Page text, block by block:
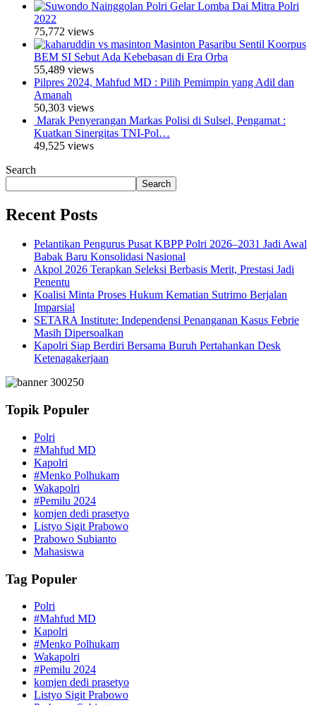
Polri Gelar Lomba Dai Mitra Polri
2022
75,772 views
Masinton Pasaribu Sentil Koorpus
BEM SI Sebut Ada Kebebasan di Era Orba
55,489 views
Pilpres 2024, Mahfud MD : Pilih Pemimpin yang Adil dan
Amanah
50,303 views
Marak Penyerangan Markas Polisi di Sulsel, Pengamat :
Kuatkan Sinergitas TNI-Pol…
49,525 views
Search
Search
Recent Posts
Pelantikan Pengurus Pusat KBPP Polri 2026–2031 Jadi Awal
Babak Baru Konsolidasi Nasional
Akpol 2026 Terapkan Seleksi Berbasis Merit, Prestasi Jadi
Penentu
Koalisi Minta Proses Hukum Kematian Sutrimo Berjalan
Imparsial
SETARA Institute: Independensi Penanganan Kasus Febrie
Masih Dipersoalkan
Kapolri Siap Berdiri Bersama Buruh Pertahankan Desk
Ketenagakerjaan
Topik Populer
Polri
#Mahfud MD
Kapolri
#Menko Polhukam
Wakapolri
#Pemilu 2024
komjen dedi prasetyo
Listyo Sigit Prabowo
Prabowo Subianto
Mahasiswa
Tag Populer
Polri
#Mahfud MD
Kapolri
#Menko Polhukam
Wakapolri
#Pemilu 2024
komjen dedi prasetyo
Listyo Sigit Prabowo